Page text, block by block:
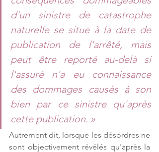
d'un sinistre de catastrophe
naturelle se situe à la date de
publication de l'arrêté, mais
peut être reporté au-delà si
l'assuré n'a eu connaissance
des dommages causés à son
bien par ce sinistre qu'après
cette publication. »
Autrement dit, lorsque les désordres ne
sont objectivement révélés qu'après la